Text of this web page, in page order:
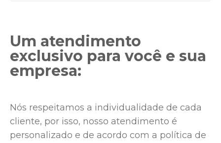
Um atendimento
exclusivo para você e sua
empresa:
Nós respeitamos a individualidade de cada
cliente, por isso, nosso atendimento é
personalizado e de acordo com a política de